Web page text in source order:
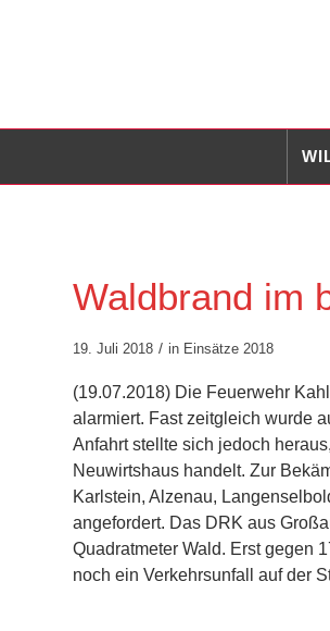
Waldbrand im
19. Juli 2018 / in Einsätze 2018
(19.07.2018) Die Feuerwehr
alarmiert. Fast zeitgleich wurde
Anfahrt stellte sich jedoch
Neuwirtshaus handelt. Zur
Karlstein, Alzenau,
angefordert. Das DRK aus
Quadratmeter Wald. Erst gegen
noch ein Verkehrsunfall auf der